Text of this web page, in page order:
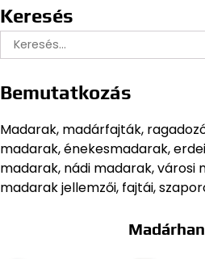
Keresés
Keresés:
Bemutatkozás
Madarak, madárfajták,
madarak, énekesmadarak,
madarak, nádi madarak, városi
madarak jellemzői, fajtái,